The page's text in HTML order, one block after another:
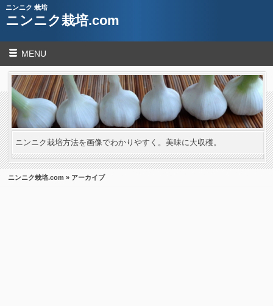
ニンニク 栽培
ニンニク栽培.com
MENU
ニンニク栽培方法を画像でわかりやすく。美味に大収穫。
ニンニク栽培.com » アーカイブ